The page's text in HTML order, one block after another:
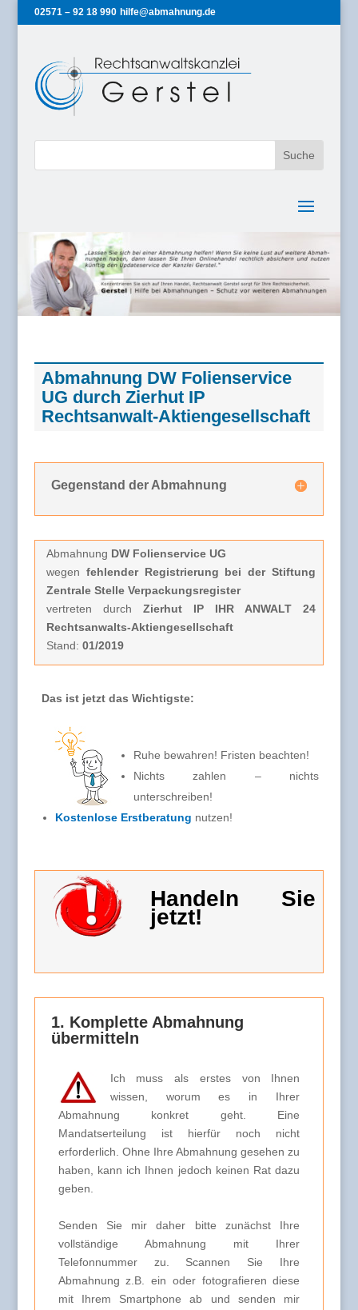
02571 – 92 18 990 hilfe@abmahnung.de
Abmahnung DW Folienservice
UG durch Zierhut IP
Rechtsanwalt-Aktiengesellschaft
Gegenstand der Abmahnung
Abmahnung DW Folienservice UG
wegen fehlender Registrierung bei der Stiftung
Zentrale Stelle Verpackungsregister
vertreten durch Zierhut IP IHR ANWALT 24
Rechtsanwalts-Aktiengesellschaft
Stand: 01/2019
Das ist jetzt das Wichtigste:
Ruhe bewahren! Fristen beachten!
Nichts zahlen – nichts
unterschreiben!
Kostenlose Erstberatung nutzen!
Handeln Sie
jetzt!
1. Komplette Abmahnung
übermitteln
Ich muss als erstes von Ihnen
wissen, worum es in Ihrer
Abmahnung konkret geht. Eine
Mandatserteilung ist hierfür noch nicht
erforderlich. Ohne Ihre Abmahnung gesehen zu
haben, kann ich Ihnen jedoch keinen Rat dazu
geben.
Senden Sie mir daher bitte zunächst Ihre
vollständige Abmahnung mit Ihrer
Telefonnummer zu. Scannen Sie Ihre
Abmahnung z.B. ein oder fotografieren diese
mit Ihrem Smartphone ab und senden mir